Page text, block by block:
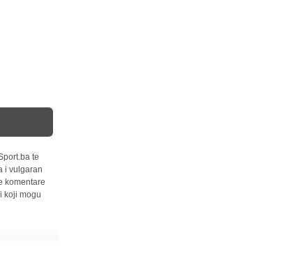
te
i vulgaran
komentare
koji mogu